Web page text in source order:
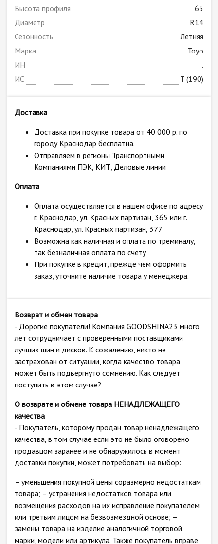
Высота профиля
65
Диаметр
R14
Сезонность
Летняя
Марка
Toyo
ИН
.
ИС
T (190)
Доставка
Доставка при покупке товара от 40 000 р. по
городу Краснодар бесплатна.
Отправляем в регионы Транспортными
Компаниями ПЭК, КИТ, Деловые линии
Оплата
Оплата осуществляется в нашем офисе по адресу
г. Краснодар, ул. Красных партизан, 365 или г.
Краснодар, ул. Красных партизан, 377
Возможна как наличная и оплата по треминалу,
так безналичная оплата по счёту
При покупке в кредит, прежде чем оформить
заказ, уточните наличие товара у менеджера.
Возврат и обмен товара
- Дорогие покупатели! Компания GOODSHINA23 много
лет сотрудничает с проверенными поставщиками
лучших шин и дисков. К сожалению, никто не
застрахован от ситуации, когда качество товара
может быть подвергнуто сомнению. Как следует
поступить в этом случае?
О возврате и обмене товара НЕНАДЛЕЖАЩЕГО
качества
- Покупатель, которому продан товар ненадлежащего
качества, в том случае если это не было оговорено
продавцом заранее и не обнаружилось в момент
доставки покупки, может потребовать на выбор:
– уменьшения покупной цены соразмерно недостаткам
товара; – устранения недостатков товара или
возмещения расходов на их исправление покупателем
или третьим лицом на безвозмездной основе; –
замены товара на изделие аналогичной торговой
марки, модели или артикула. Также покупатель вправе